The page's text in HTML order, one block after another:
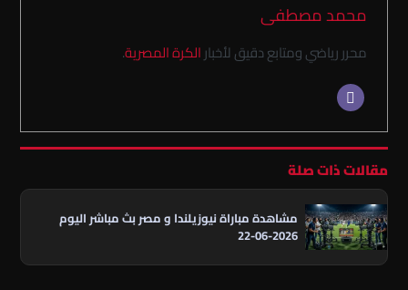
محمد مصطفى
محرر رياضي ومتابع دقيق لأخبارالكرة المصرية.
مقالات ذات صلة
مشاهدة مباراة نيوزيلندا و مصر بث مباشر اليوم
2026-06-22